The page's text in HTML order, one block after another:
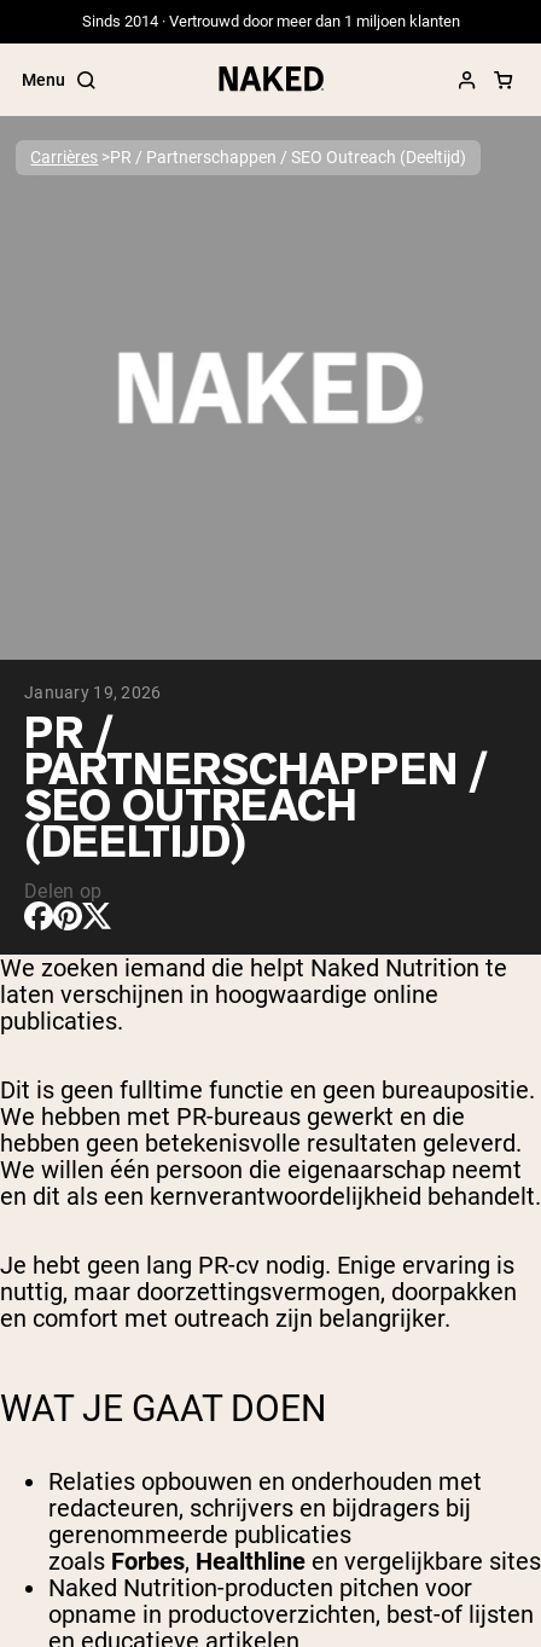
Sinds 2014 · Vertrouwd door meer dan 1 miljoen klanten
Menu
”Micellar Casein“
VEGAN PROTEIN
Erwteneiwit
Carrières PR / Partnerschappen / SEO Outreach (Deeltijd)
January 19, 2026
PR /
PARTNERSCHAPPEN /
SEO OUTREACH
(DEELTIJD)
Delen op
We zoeken iemand die helpt Naked Nutrition te
laten verschijnen in hoogwaardige online
publicaties.
Dit is geen fulltime functie en geen bureaupositie.
We hebben met PR-bureaus gewerkt en die
hebben geen betekenisvolle resultaten geleverd.
We willen één persoon die eigenaarschap neemt
en dit als een kernverantwoordelijkheid behandelt.
Je hebt geen lang PR-cv nodig. Enige ervaring is
nuttig, maar doorzettingsvermogen, doorpakken
en comfort met outreach zijn belangrijker.
WAT JE GAAT DOEN
Relaties opbouwen en onderhouden met
redacteuren, schrijvers en bijdragers bij
gerenommeerde publicaties
zoals Forbes, Healthline en vergelijkbare sites
Naked Nutrition-producten pitchen voor
opname in productoverzichten, best-of lijsten
en educatieve artikelen